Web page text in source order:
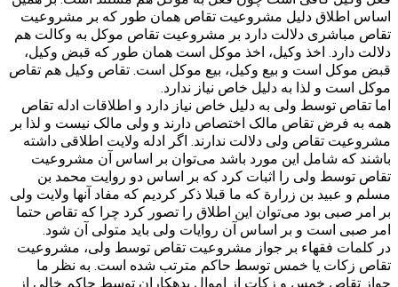
اساس اطلاق دلیل مشروعیت تقاص همان طور که بر مشروعیت
تقاص مباشری دلالت دارد بر مشروعیت تقاص موکل به وکالت هم
دلالت دارد. اخذ وکیل، اخذ موکل است همان طور که قبض وکیل،
قبض موکل است و بیع وکیل، بیع موکل است. تقاص وکیل هم تقاص
موکل است و لذا به دلیل خاص نیاز ندارد.
اما تقاص توسط ولی به دلیل خاص نیاز دارد و اطلاقات ادله تقاص
همه به فرض تقاص مالک اختصاص دارند و ولی مالک نیست و لذا بر
مشروعیت تقاص ولی دلالت ندارند. اگر ادله ولایت اطلاقی داشته
باشند که شامل این مورد باشد می‌توان بر اساس آن مشروعیت
تقاص توسط ولی را اثبات کرد که بر اساس دو روایت محمد بن
مسلم و عبید بن زرارة که ما قبلا ذکر کردیم که مفاد آنها ولایت ولی
بر امر صبی بود می‌توان این اطلاق را تصور کرد چرا که تقاص حتما
امر صبی است و بر اساس آن روایات ولی باید متولی آن شود.
در کلمات فقهاء بر جواز مشروعیت تقاص توسط ولی، مشروعیت
تقاص زکات یا خمس توسط حاکم مترتب شده است. به نظر ما
جواز تقاص خمس و زکات از اموال بدهکاران توسط حاکم خالی از